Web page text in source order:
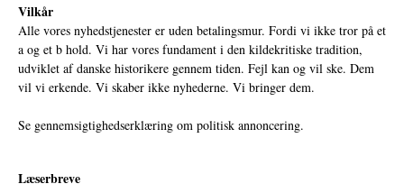
Vilkår
Alle vores nyhedstjenester er uden betalingsmur. Fordi vi ikke tror på et
a og et b hold. Vi har vores fundament i den kildekritiske tradition,
udviklet af danske historikere gennem tiden. Fejl kan og vil ske. Dem
vil vi erkende. Vi skaber ikke nyhederne. Vi bringer dem.
Se gennemsigtighedserklæring om politisk annoncering.
Læserbreve